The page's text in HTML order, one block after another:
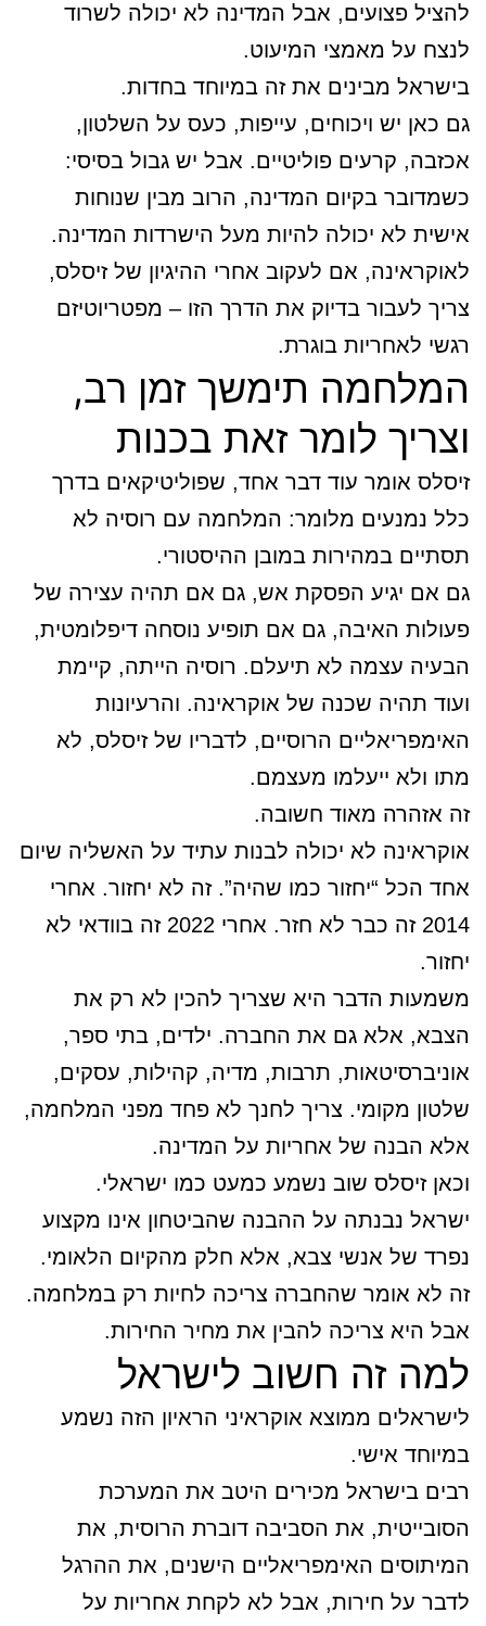
להציל פצועים, אבל המדינה לא יכולה לשרוד
לנצח על מאמצי המיעוט.
בישראל מבינים את זה במיוחד בחדות.
גם כאן יש ויכוחים, עייפות, כעס על השלטון,
אכזבה, קרעים פוליטיים. אבל יש גבול בסיסי:
כשמדובר בקיום המדינה, הרוב מבין שנוחות
אישית לא יכולה להיות מעל הישרדות המדינה.
לאוקראינה, אם לעקוב אחרי ההיגיון של זיסלס,
צריך לעבור בדיוק את הדרך הזו – מפטריוטיזם
רגשי לאחריות בוגרת.
המלחמה תימשך זמן רב,
וצריך לומר זאת בכנות
זיסלס אומר עוד דבר אחד, שפוליטיקאים בדרך
כלל נמנעים מלומר: המלחמה עם רוסיה לא
תסתיים במהירות במובן ההיסטורי.
גם אם יגיע הפסקת אש, גם אם תהיה עצירה של
פעולות האיבה, גם אם תופיע נוסחה דיפלומטית,
הבעיה עצמה לא תיעלם. רוסיה הייתה, קיימת
ועוד תהיה שכנה של אוקראינה. והרעיונות
האימפריאליים הרוסיים, לדבריו של זיסלס, לא
מתו ולא ייעלמו מעצמם.
זה אזהרה מאוד חשובה.
אוקראינה לא יכולה לבנות עתיד על האשליה שיום
אחד הכל “יחזור כמו שהיה”. זה לא יחזור. אחרי
2014 זה כבר לא חזר. אחרי 2022 זה בוודאי לא
יחזור.
משמעות הדבר היא שצריך להכין לא רק את
הצבא, אלא גם את החברה. ילדים, בתי ספר,
אוניברסיטאות, תרבות, מדיה, קהילות, עסקים,
שלטון מקומי. צריך לחנך לא פחד מפני המלחמה,
אלא הבנה של אחריות על המדינה.
וכאן זיסלס שוב נשמע כמעט כמו ישראלי.
ישראל נבנתה על ההבנה שהביטחון אינו מקצוע
נפרד של אנשי צבא, אלא חלק מהקיום הלאומי.
זה לא אומר שהחברה צריכה לחיות רק במלחמה.
אבל היא צריכה להבין את מחיר החירות.
למה זה חשוב לישראל
לישראלים ממוצא אוקראיני הראיון הזה נשמע
במיוחד אישי.
רבים בישראל מכירים היטב את המערכת
הסובייטית, את הסביבה דוברת הרוסית, את
המיתוסים האימפריאליים הישנים, את ההרגל
לדבר על חירות, אבל לא לקחת אחריות על